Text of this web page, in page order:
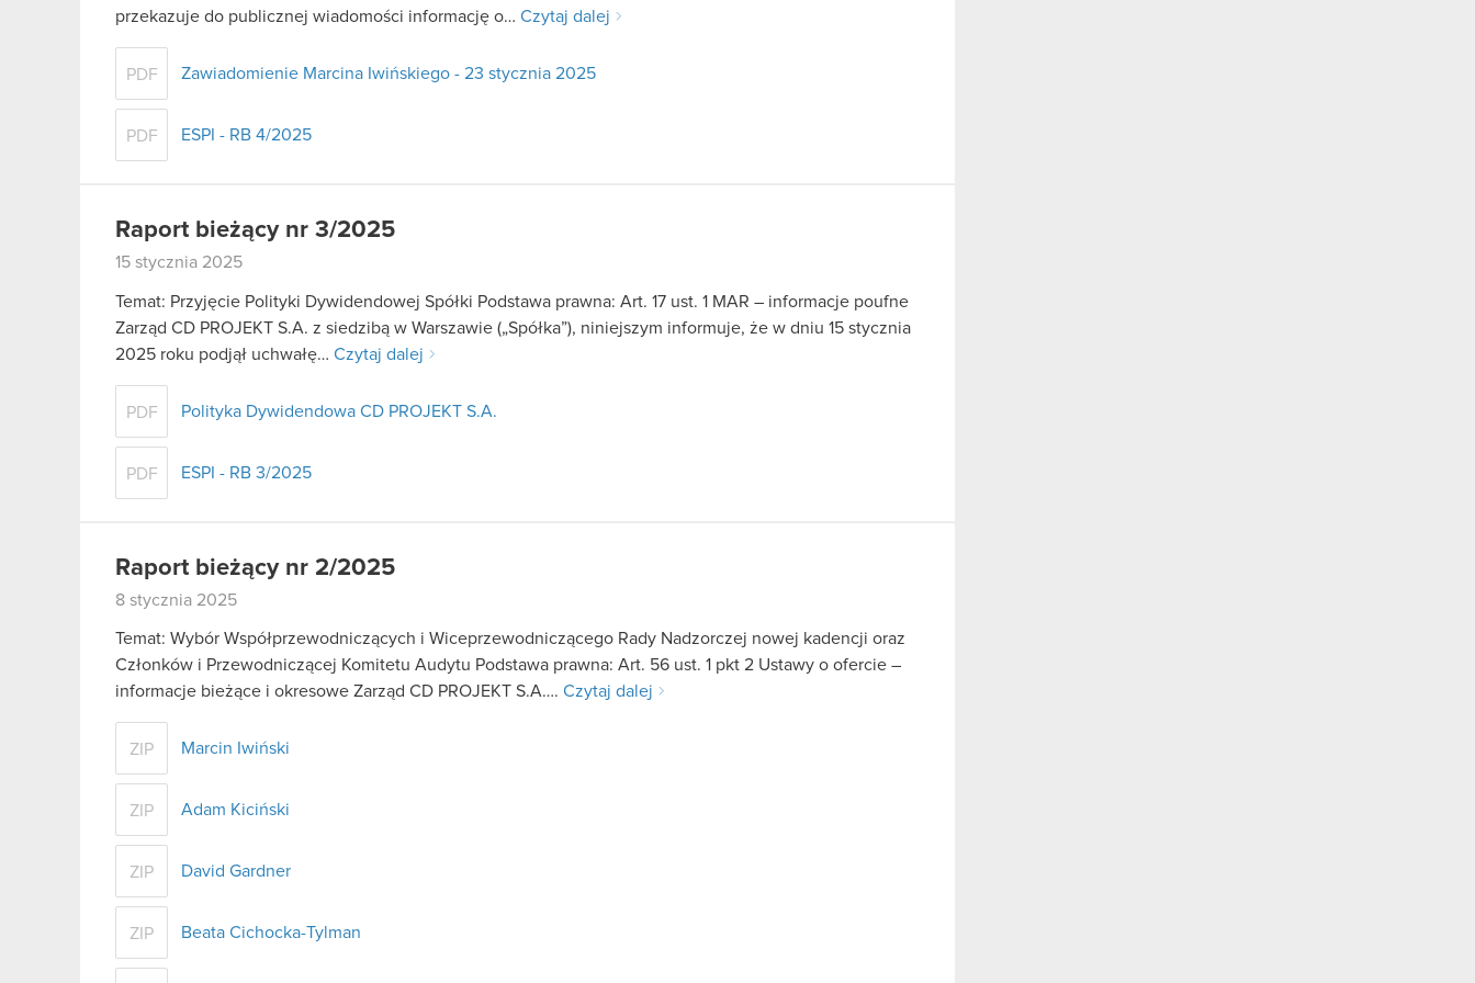
przekazuje do publicznej wiadomości informację o… Czytaj dalej
PDF Zawiadomienie Marcina Iwińskiego - 23 stycznia 2025
PDF ESPI - RB 4/2025
Raport bieżący nr 3/2025
15 stycznia 2025
Temat: Przyjęcie Polityki Dywidendowej Spółki Podstawa prawna: Art. 17 ust. 1 MAR – informacje poufne
Zarząd CD PROJEKT S.A. z siedzibą w Warszawie („Spółka”), niniejszym informuje, że w dniu 15 stycznia
2025 roku podjął uchwałę… Czytaj dalej
PDF Polityka Dywidendowa CD PROJEKT S.A.
PDF ESPI - RB 3/2025
Raport bieżący nr 2/2025
8 stycznia 2025
Temat: Wybór Współprzewodniczących i Wiceprzewodniczącego Rady Nadzorczej nowej kadencji oraz
Członków i Przewodniczącej Komitetu Audytu Podstawa prawna: Art. 56 ust. 1 pkt 2 Ustawy o ofercie –
informacje bieżące i okresowe Zarząd CD PROJEKT S.A…. Czytaj dalej
ZIP Marcin Iwiński
ZIP Adam Kiciński
ZIP David Gardner
ZIP Beata Cichocka-Tylman